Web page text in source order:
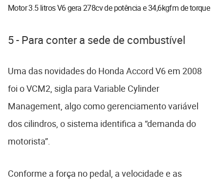
Motor 3.5 litros V6 gera 278cv de potência e 34,6kgfm de torque
5 - Para conter a sede de combustível
Uma das novidades do Honda Accord V6 em 2008
foi o VCM2, sigla para Variable Cylinder
Management, algo como gerenciamento variável
dos cilindros, o sistema identifica a “demanda do
motorista”.
Conforme a força no pedal, a velocidade e as